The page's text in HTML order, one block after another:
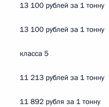
13 100 рублей за 1 тонну
13 100 рублей за 1 тонну
класса 5
11 213 рублей за 1 тонну
11 892 рубля за 1 тонну